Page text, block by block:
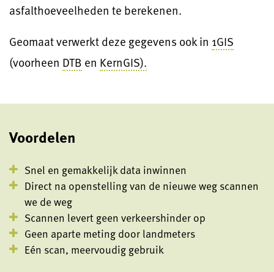
asfalthoeveelheden te berekenen.
Geomaat verwerkt deze gegevens ook in 1GIS
(voorheen DTB en KernGIS).
Voordelen
Snel en gemakkelijk data inwinnen
Direct na openstelling van de nieuwe weg scannen
we de weg
Scannen levert geen verkeershinder op
Geen aparte meting door landmeters
Eén scan, meervoudig gebruik